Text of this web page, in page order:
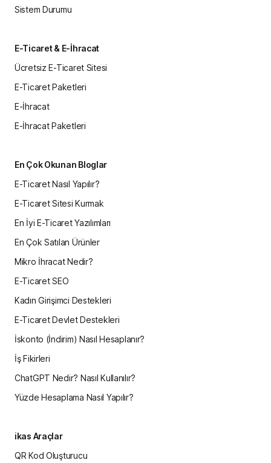
En Çok Okunan Bloglar
E-Ticaret Nasıl Yapılır?
E-Ticaret Sitesi Kurmak
En İyi E-Ticaret Yazılımları
En Çok Satılan Ürünler
Mikro İhracat Nedir?
E-Ticaret SEO
Kadın Girişimci Destekleri
E-Ticaret Devlet Destekleri
İskonto (İndirim) Nasıl Hesaplanır?
İş Fikirleri
ChatGPT Nedir? Nasıl Kullanılır?
Yüzde Hesaplama Nasıl Yapılır?
Sistem Durumu
E-Ticaret & E-İhracat
Ücretsiz E-Ticaret Sitesi
E-Ticaret Paketleri
E-İhracat
E-İhracat Paketleri
ikas Araçlar
QR Kod Oluşturucu